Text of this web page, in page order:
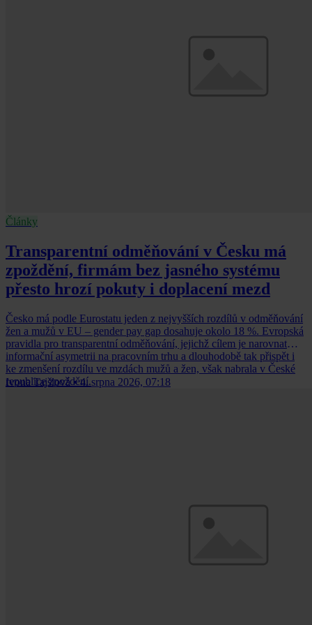
Články
Transparentní odměňování v Česku má
zpoždění, firmám bez jasného systému
přesto hrozí pokuty i doplacení mezd
Česko má podle Eurostatu jeden z nejvyšších rozdílů v odměňování
žen a mužů v EU – gender pay gap dosahuje okolo 18 %. Evropská
pravidla pro transparentní odměňování, jejichž cílem je narovnat
informační asymetrii na pracovním trhu a dlouhodobě tak přispět i
ke zmenšení rozdílu ve mzdách mužů a žen, však nabrala v České
republice zpoždění.
Ivona Tajšlová • 4. srpna 2026, 07:18